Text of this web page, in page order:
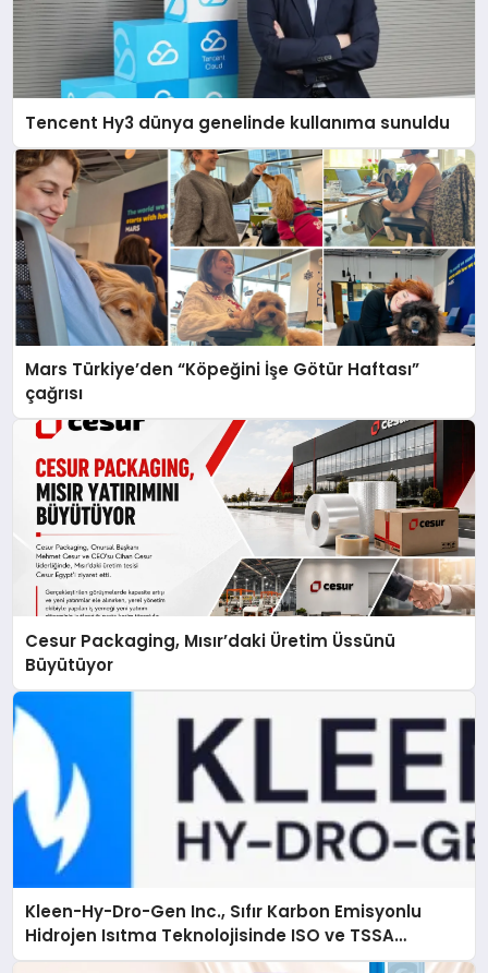
Tencent Hy3 dünya genelinde kullanıma sunuldu
Mars Türkiye’den “Köpeğini İşe Götür Haftası”
çağrısı
Cesur Packaging, Mısır’daki Üretim Üssünü
Büyütüyor
Kleen-Hy-Dro-Gen Inc., Sıfır Karbon Emisyonlu
Hidrojen Isıtma Teknolojisinde ISO ve TSSA
Düzenleyici Onaylarını Aldı